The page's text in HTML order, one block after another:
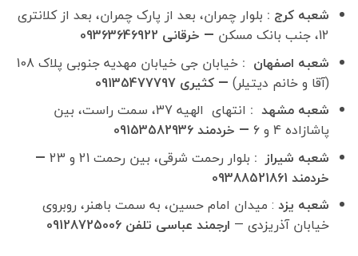
شعبه کرج : بلوار چمران، بعد از پارک چمران، بعد از کلانتری
12، جنب بانک مسکن
— خرقانی 09363646922
شعبه اصفهان :
خیابان جی خیابان مهدیه جنوبی پلاک 108
(آقا و خانم دیتیلر)— کثیری 09135477797
شعبه مشهد :
انتهای الهیه 37، سمت راست، بین
پاشازاده 4 و 6
— خردمند 09153582936
شعبه شیراز : بلوار رحمت شرقی، بین رحمت 21 و 23
—
خردمند 09388521861
شعبه یزد: میدان امام حسین، به سمت باهنر، روبروی
خیابان آذریزدی — ارجمند عباسی تلفن 09128725006